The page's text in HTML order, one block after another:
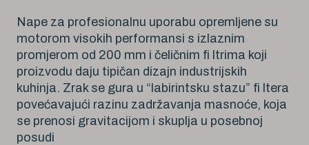
Nape za profesionalnu uporabu opremljene su
motorom visokih performansi s izlaznim
promjerom od 200 mm i čeličnim fi ltrima koji
proizvodu daju tipičan dizajn industrijskih
kuhinja. Zrak se gura u “labirintsku stazu” fi ltera
povećavajući razinu zadržavanja masnoće, koja
se prenosi gravitacijom i skuplja u posebnoj
posudi